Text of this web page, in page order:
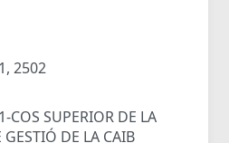
2502
COS SUPERIOR DE LA
DE LA CAIB